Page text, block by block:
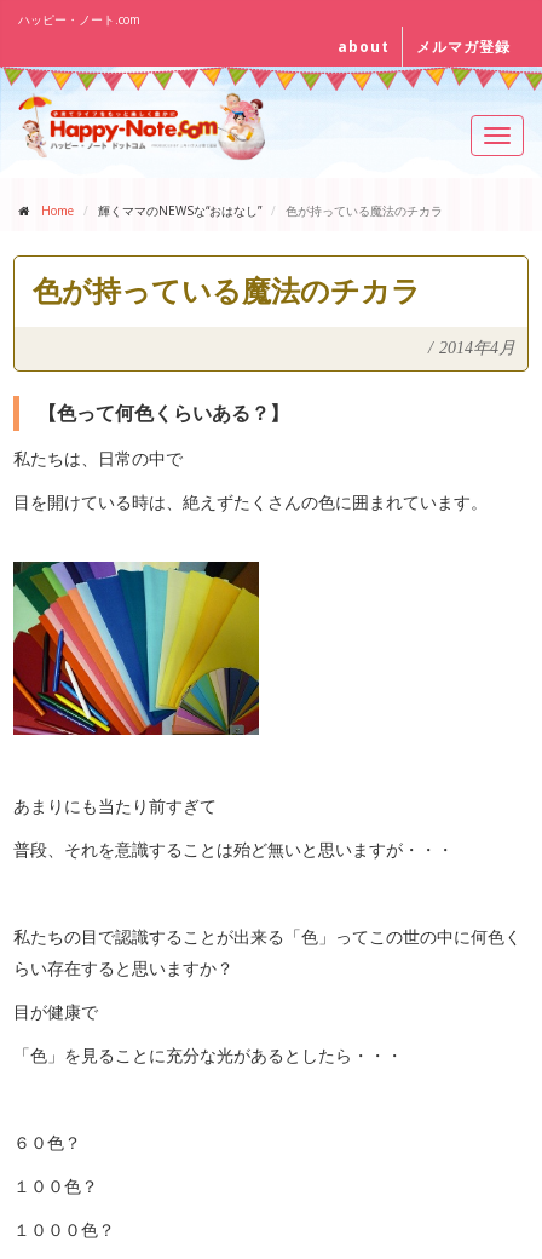
ハッピー・ノート.com
about メルマガ登録
Home 輝くママのNEWSな“おはなし” 色が持っている魔法のチカラ
色が持っている魔法のチカラ
/ 2014年4月
【色って何色くらいある？】
私たちは、日常の中で
目を開けている時は、絶えずたくさんの色に囲まれています。
あまりにも当たり前すぎて
普段、それを意識することは殆ど無いと思いますが・・・
私たちの目で認識することが出来る「色」ってこの世の中に何色く
らい存在すると思いますか？
目が健康で
「色」を見ることに充分な光があるとしたら・・・
６０色？
１００色？
１０００色？